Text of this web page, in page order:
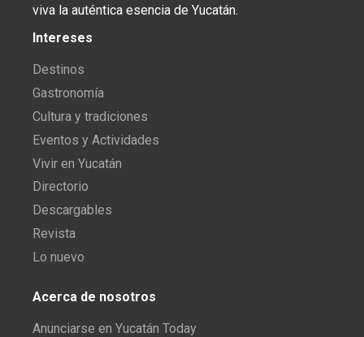
viva la auténtica esencia de Yucatán.
Intereses
Destinos
Gastronomía
Cultura y tradiciones
Eventos y Actividades
Vivir en Yucatán
Directorio
Descargables
Revista
Lo nuevo
Acerca de nosotros
Anunciarse en Yucatán Today